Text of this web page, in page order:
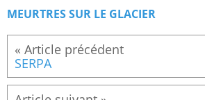
MEURTRES SUR LE GLACIER
SERPA